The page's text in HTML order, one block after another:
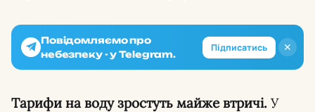
✕
Повідомляємо про
небезпеку - у Telegram.
Підписатись
Тарифи на воду зростуть майже втричі. У